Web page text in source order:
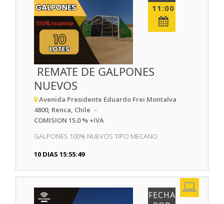
11:00
REMATE DE GALPONES
NUEVOS
Avenida Presidente Eduardo Frei Montalva
4800, Renca, Chile
COMISION 15.0 % +IVA
GALPONES 100% NUEVOS TIPO MECANO
10 DIAS 15:55:48
FECHA